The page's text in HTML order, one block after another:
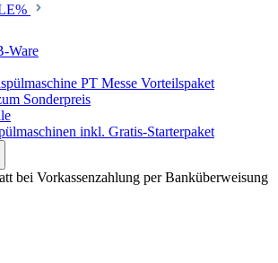
Ware
PT Messe Vorteilspaket
Sonderpreis
inkl. Gratis-Starterpaket
bei Vorkassenzahlung per Banküberweisung